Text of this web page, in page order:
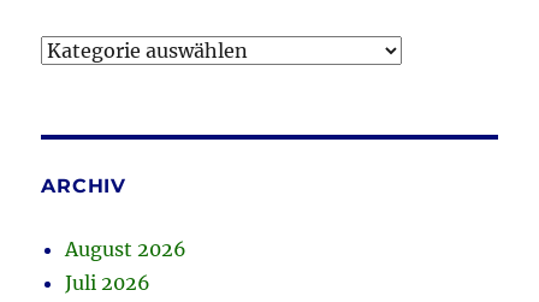
Kategorien
ARCHIV
August 2026
Juli 2026